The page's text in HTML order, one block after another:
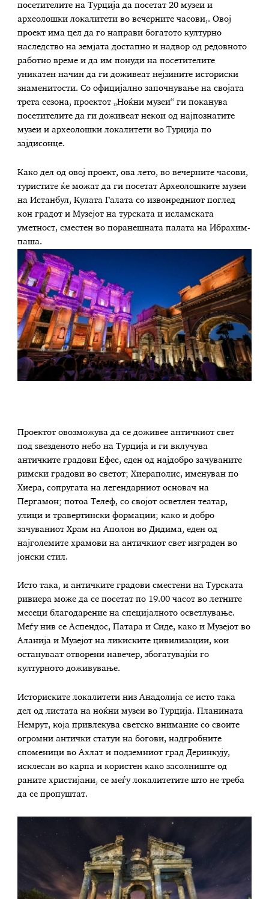
посетителите на Турција да посетат 20 музеи и
археолошки локалитети во вечерните часови,. Овој
проект има цел да го направи богатото културно
наследство на земјата достапно и надвор од редовното
работно време и да им понуди на посетителите
уникатен начин да ги доживеат нејзините историски
знаменитости. Со официјално започнување на својата
трета сезона, проектот „Ноќни музеи“ ги поканува
посетителите да ги доживеат некои од најпознатите
музеи и археолошки локалитети во Турција по
зајдисонце.
Како дел од овој проект, ова лето, во вечерните часови,
туристите ќе можат да ги посетат Археолошките музеи
на Истанбул, Кулата Галата со извонредниот поглед
кон градот и Музејот на турската и исламската
уметност, сместен во поранешната палата на Ибрахим-
паша.
Проектот овозможува да се доживее античкиот свет
под ѕвезденото небо на Турција и ги вклучува
античките градови Ефес, еден од најдобро зачуваните
римски градови во светот; Хиераполис, именуван по
Хиера, сопругата на легендарниот основач на
Пергамон; потоа Телеф, со својот осветлен театар,
улици и травертински формации; како и добро
зачуваниот Храм на Аполон во Дидима, еден од
најголемите храмови на античкиот свет изграден во
јонски стил.
Исто така, и античките градови сместени на Турската
ривиера може да се посетат по 19.00 часот во летните
месеци благодарение на специјалното осветлување.
Меѓу нив се Аспендос, Патара и Сиде, како и Музејот во
Аланија и Музејот на ликиските цивилизации, кои
остануваат отворени навечер, збогатувајќи го
културното доживување.
Историските локалитети низ Анадолија се исто така
дел од листата на ноќни музеи во Турција. Планината
Немрут, која привлекува светско внимание со своите
огромни антички статуи на богови, надгробните
споменици во Ахлат и подземниот град Деринкују,
исклесан во карпа и користен како засолниште од
раните христијани, се меѓу локалитетите што не треба
да се пропуштат.